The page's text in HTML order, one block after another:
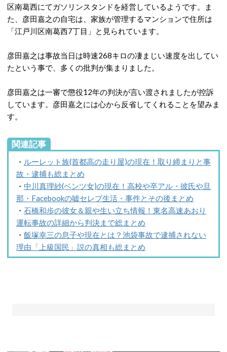
区南葛西にてガソリンスタンドを経営しているようです。ま
た、彦田嘉之の自宅は、家族が管理するマンションで住所は
「江戸川区南葛西7丁目」と見られています。
彦田嘉之は事故当日は時速268キロの凄まじい速度を出してい
たという事で、多くの批判が集まりました。
彦田嘉之は一審で懲役12年の判決が言い渡されましたが控訴
しています。彦田嘉之には心から反省してくれることを望みま
す。
関連記事
・ ルーレット族(首都高の走り屋)の現在！取り締まりと事
故・逮捕も総まとめ
・ 中川真理紗(ベンツ女)の現在！高校や卒アル・彼氏や旦
那・Facebookの嘘セレブ生活・事件とその後まとめ
・ 石橋和歩の彼女＆親や生い立ち情報！東名高速あおり
運転事故の詳細から判決まで総まとめ
・ 飯塚幸三の息子や現在とは？池袋事故で逮捕されない
理由「上級国民」説の真相も総まとめ